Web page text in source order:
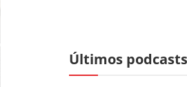
Últimos podcasts